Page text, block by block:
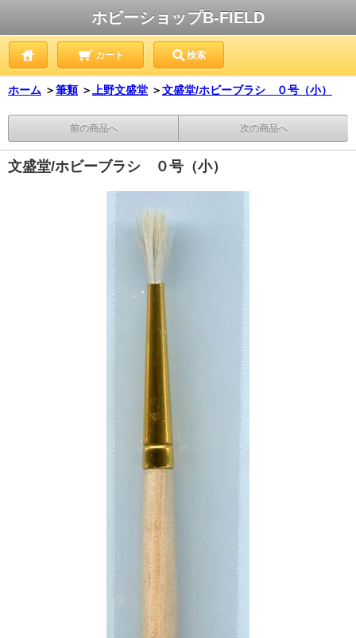
ホビーショップB-FIELD
カート 検索
ホーム ＞筆類 ＞ 上野文盛堂 ＞文盛堂/ホビーブラシ ０号（小）
前の商品へ 次の商品へ
文盛堂/ホビーブラシ ０号（小）